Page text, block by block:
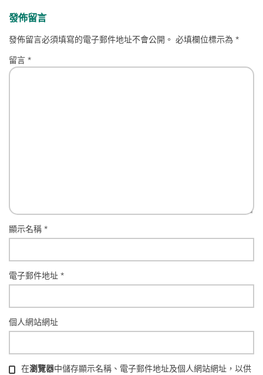
發佈留言
發佈留言必須填寫的電子郵件地址不會公開。 必填欄位標示為*
留言*
顯示名稱*
電子郵件地址*
個人網站網址
在瀏覽器中儲存顯示名稱、電子郵件地址及個人網站網址，以供